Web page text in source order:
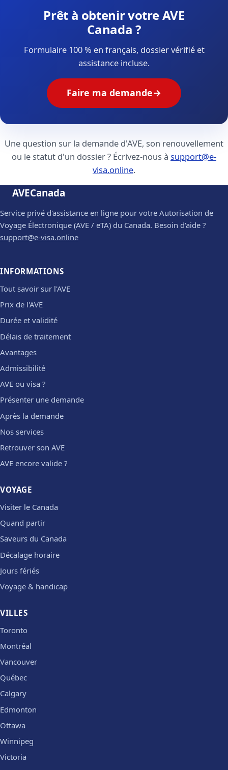
Prêt à obtenir votre AVE
Canada ?
Formulaire 100 % en français, dossier vérifié et
assistance incluse.
Faire ma demande→
Une question sur la demande d'AVE, son renouvellement
ou le statut d'un dossier ? Écrivez-nous à support@e-
visa.online.
AVECanada
Service privé d'assistance en ligne pour votre Autorisation de
Voyage Électronique (AVE / eTA) du Canada. Besoin d'aide ?
support@e-visa.online
INFORMATIONS
Tout savoir sur l'AVE
Prix de l'AVE
Durée et validité
Délais de traitement
Avantages
Admissibilité
AVE ou visa ?
Présenter une demande
Après la demande
Nos services
Retrouver son AVE
AVE encore valide ?
VOYAGE
Visiter le Canada
Quand partir
Saveurs du Canada
Décalage horaire
Jours fériés
Voyage & handicap
VILLES
Toronto
Montréal
Vancouver
Québec
Calgary
Edmonton
Ottawa
Winnipeg
Victoria